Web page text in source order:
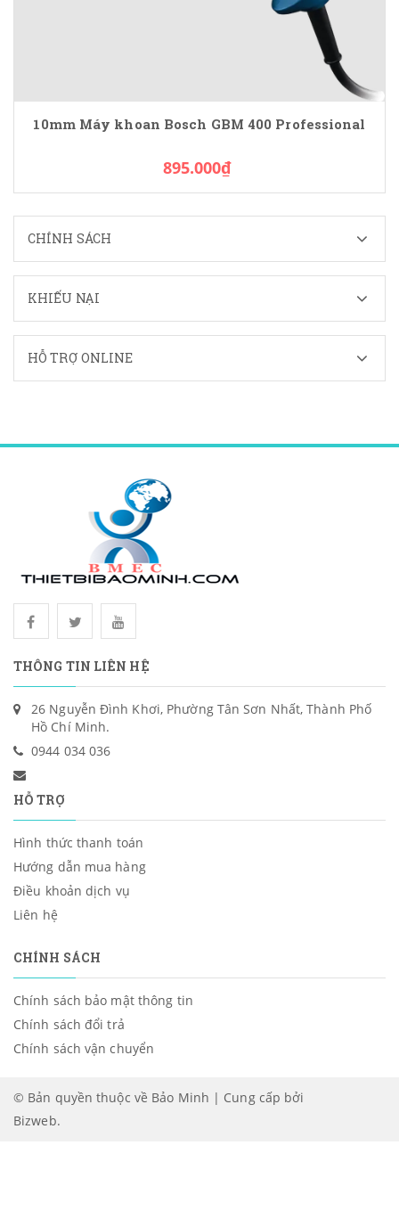
10mm Máy khoan Bosch GBM 400 Professional
895.000₫
CHÍNH SÁCH
KHIẾU NẠI
HỖ TRỢ ONLINE
THÔNG TIN LIÊN HỆ
26 Nguyễn Đình Khơi, Phường Tân Sơn Nhất, Thành Phố
Hồ Chí Minh.
0944 034 036
HỖ TRỢ
Hình thức thanh toán
Hướng dẫn mua hàng
Điều khoản dịch vụ
Liên hệ
CHÍNH SÁCH
Chính sách bảo mật thông tin
Chính sách đổi trả
Chính sách vận chuyển
© Bản quyền thuộc về Bảo Minh | Cung cấp bởi
Bizweb.